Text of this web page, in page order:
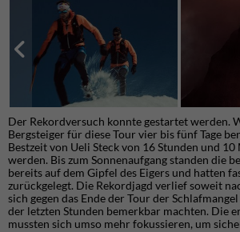
Der Rekordversuch konnte gestartet werden.
Bergsteiger für diese Tour vier bis fünf Tage
Bestzeit von Ueli Steck von 16 Stunden und
werden. Bis zum Sonnenaufgang standen die
bereits auf dem Gipfel des Eigers und hatten
zurückgelegt. Die Rekordjagd verlief soweit
sich gegen das Ende der Tour der
der letzten Stunden bemerkbar machten. Die
mussten sich umso mehr fokussieren, um